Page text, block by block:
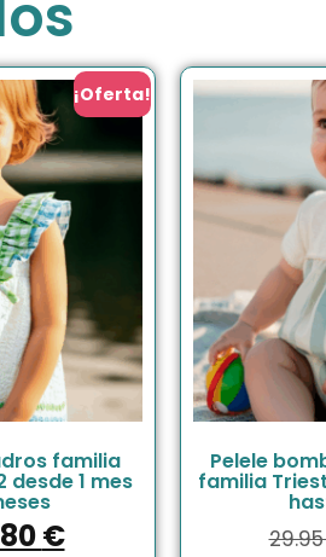
¡Oferta!
familia
1 mes
€
Pelele
familia